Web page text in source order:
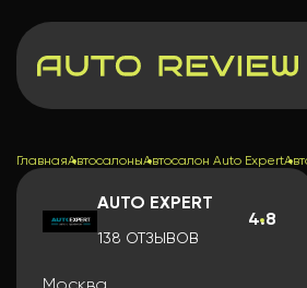
ГлавнаяАвтосалоныАвтосалон Auto Expert
AUTO EXPERT
138 ОТЗЫВОВ
4.8